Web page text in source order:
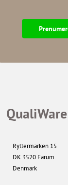
Ryttermarken 15
DK 3520 Farum
Denmark